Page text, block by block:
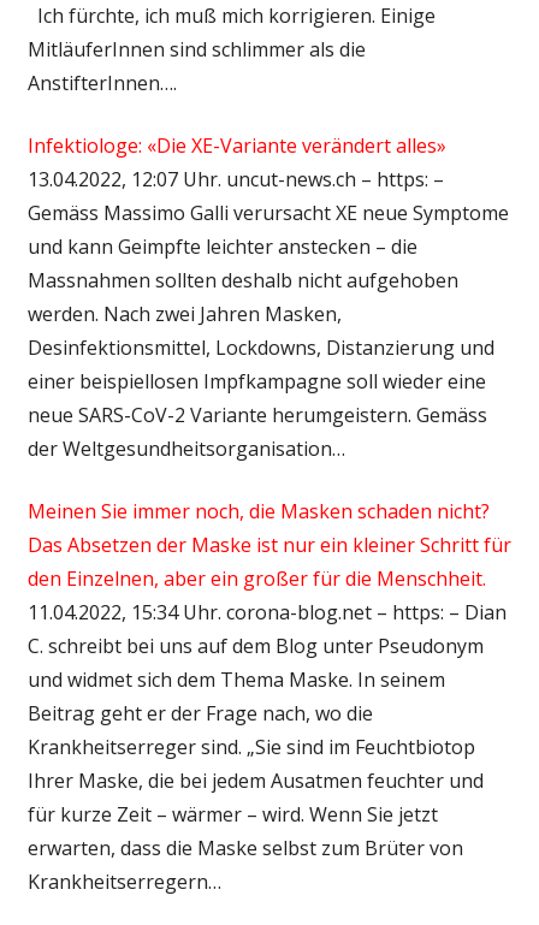
Ich fürchte, ich muß mich korrigieren. Einige
MitläuferInnen sind schlimmer als die
AnstifterInnen….
Infektiologe: «Die XE-Variante verändert alles»
13.04.2022, 12:07 Uhr. uncut-news.ch – https: –
Gemäss Massimo Galli verursacht XE neue Symptome
und kann Geimpfte leichter anstecken – die
Massnahmen sollten deshalb nicht aufgehoben
werden. Nach zwei Jahren Masken,
Desinfektionsmittel, Lockdowns, Distanzierung und
einer beispiellosen Impfkampagne soll wieder eine
neue SARS-CoV-2 Variante herumgeistern. Gemäss
der Weltgesundheitsorganisation…
Meinen Sie immer noch, die Masken schaden nicht?
Das Absetzen der Maske ist nur ein kleiner Schritt für
den Einzelnen, aber ein großer für die Menschheit.
11.04.2022, 15:34 Uhr. corona-blog.net – https: – Dian
C. schreibt bei uns auf dem Blog unter Pseudonym
und widmet sich dem Thema Maske. In seinem
Beitrag geht er der Frage nach, wo die
Krankheitserreger sind. „Sie sind im Feuchtbiotop
Ihrer Maske, die bei jedem Ausatmen feuchter und
für kurze Zeit – wärmer – wird. Wenn Sie jetzt
erwarten, dass die Maske selbst zum Brüter von
Krankheitserregern…